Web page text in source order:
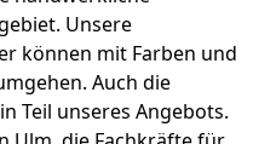
Unsere
können mit Farben und
Auch die
Teil unseres Angebots.